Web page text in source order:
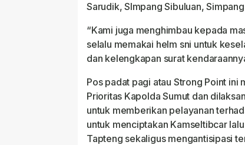
Sarudik, SImpang Sibuluan,
“Kami juga menghimbau kepada
selalu memakai helm sni untuk
dan kelengkapan surat
Pos padat pagi atau Strong Point ini
Prioritas Kapolda Sumut dan
untuk memberikan pelayanan
untuk menciptakan Kamseltibcar
Tapteng sekaligus mengantisipasi